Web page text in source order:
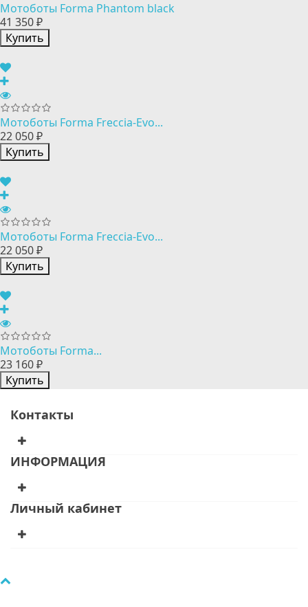
Мотоботы Forma Phantom black
41 350 ₽
Купить
Мотоботы Forma Freccia-Evo...
22 050 ₽
Купить
Мотоботы Forma Freccia-Evo...
22 050 ₽
Купить
Мотоботы Forma...
23 160 ₽
Купить
Контакты
ИНФОРМАЦИЯ
Личный кабинет